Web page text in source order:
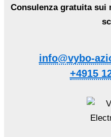
Consulenza gratuita
info@vybo-
+4915